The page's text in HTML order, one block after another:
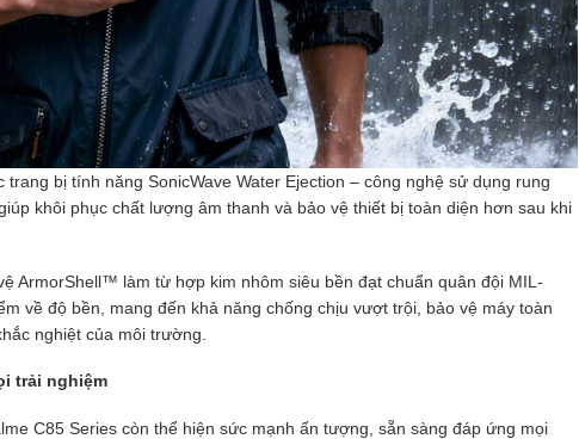
bị tính năng SonicWave Water Ejection – công nghệ sử dụng rung
khôi phục chất lượng âm thanh và bảo vệ thiết bị toàn diện hơn sau khi
ArmorShell™ làm từ hợp kim nhôm siêu bền đạt chuẩn quân đội MIL-
về độ bền, mang đến khả năng chống chịu vượt trội, bảo vệ máy toàn
nghiệt của môi trường.
trải nghiệm
C85 Series còn thể hiện sức mạnh ấn tượng, sẵn sàng đáp ứng mọi